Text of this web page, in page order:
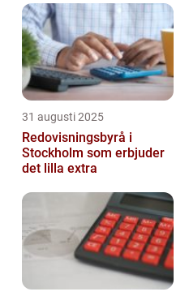
31 augusti 2025
Redovisningsbyrå i
Stockholm som erbjuder
det lilla extra